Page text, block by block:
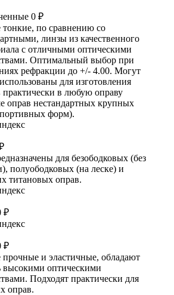
0 ₽
тонкие, по сравнению со
линзы из качественного
с отличными оптическими
Оптимальный выбор при
рефракции до +/- 4.00. Могут
для изготовления
практически в любую оправу
оправ нестандартных крупных
форм).
для безободковых (без
полуободковых (на леске) и
титановых оправ.
₽
₽
прочные и эластичные, обладают
высокими оптическими
Подходят практически для
оправ.